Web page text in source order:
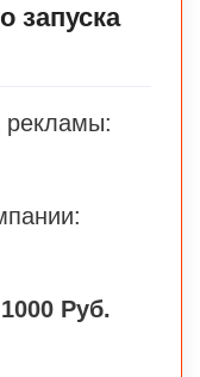
запуска
1000 Руб.